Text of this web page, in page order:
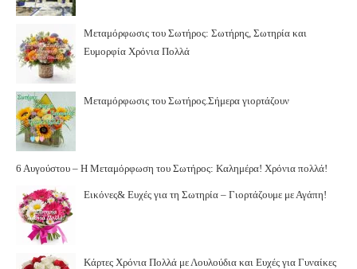
Μεταμόρφωσις του Σωτήρος: Σωτήρης, Σωτηρία και
Ευμορφία Χρόνια Πολλά
Μεταμόρφωσις του Σωτήρος.Σήμερα γιορτάζουν
6 Αυγούστου – Η Μεταμόρφωση του Σωτήρος: Καλημέρα! Χρόνια πολλά!
Εικόνες& Ευχές για τη Σωτηρία – Γιορτάζουμε με Αγάπη!
Κάρτες Χρόνια Πολλά με Λουλούδια και Ευχές για Γυναίκες